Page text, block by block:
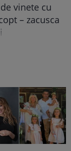
vinete cu
– zacusca